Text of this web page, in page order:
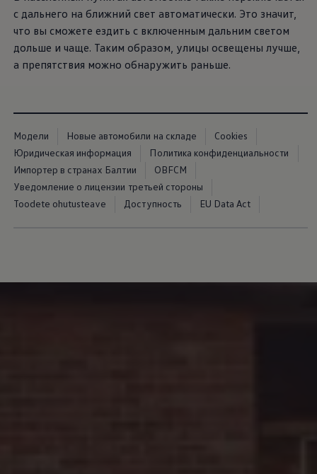
с дальнего на ближний свет автоматически. Это значит,
что вы сможете ездить с включенным дальним светом
дольше и чаще. Таким образом, улицы освещены лучше,
а препятствия можно обнаружить раньше.
Модели Новые автомобили на складе
Cookies
Юридическая информация
Политика конфиденциальности
Импортер в странах Балтии
OBFCM
Уведомление о лицензии третьей стороны
Toodete ohutusteave
Доступность EU Data Act